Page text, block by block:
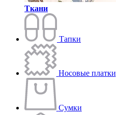
Ткани
Тапки
Носовые платки
Сумки